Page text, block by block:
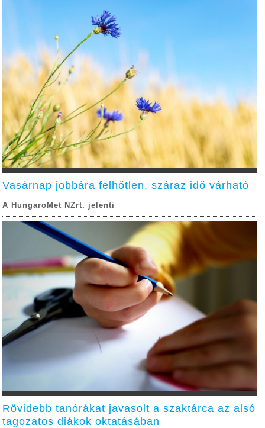
Vasárnap jobbára felhőtlen, száraz idő várható
A HungaroMet NZrt. jelenti
Rövidebb tanórákat javasolt a szaktárca az alsó
tagozatos diákok oktatásában